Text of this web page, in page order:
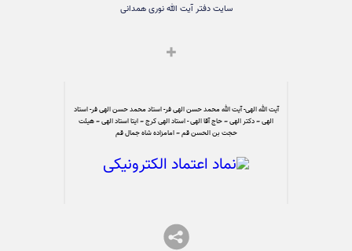
سایت دفتر آیت الله نوری همدانی
آیت الله الهی- آیت الله محمد حسن الهی فر- استاد محمد حسن الهی فر- استاد
الهی – دکتر الهی – حاج آقا الهی - استاد الهی کرج – ایتا استاد الهی – هیئت
حجت بن الحسن قم – امامزاده شاه جمال قم